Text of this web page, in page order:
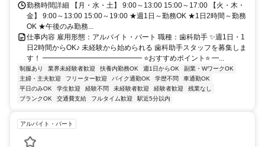
勤務時間詳細 【月・水・土】 9:00～13:00 15:00～17:00 【火・木・
金】 9:00～13:00 15:00～19:00 ★週1日～勤務OK ★1日2時間～勤務
OK ★午後のみ勤務...
仕事内容 雇用形態：アルバイト・パート 職種：歯科助手 ✨週1日・1
日2時間からOK♪ 未経験から始められる 歯科助手スタッフを募集しま
す！ ━━━━━━━━━━━━━━ ⭐おすすめポイント⭐ ━...
制服あり 業界未経験者歓迎 扶養内勤務OK 週1日からOK
副業・WワークOK
主婦・主夫歓迎
フリーター歓迎 バイク通勤OK 学歴不問
車通勤OK
平日のみOK
学生歓迎 経験不問 未経験者歓迎 経験者歓迎
残業なし
ブランクOK
交通費支給 フルタイム歓迎 駅近5分以内
アルバイト・パート